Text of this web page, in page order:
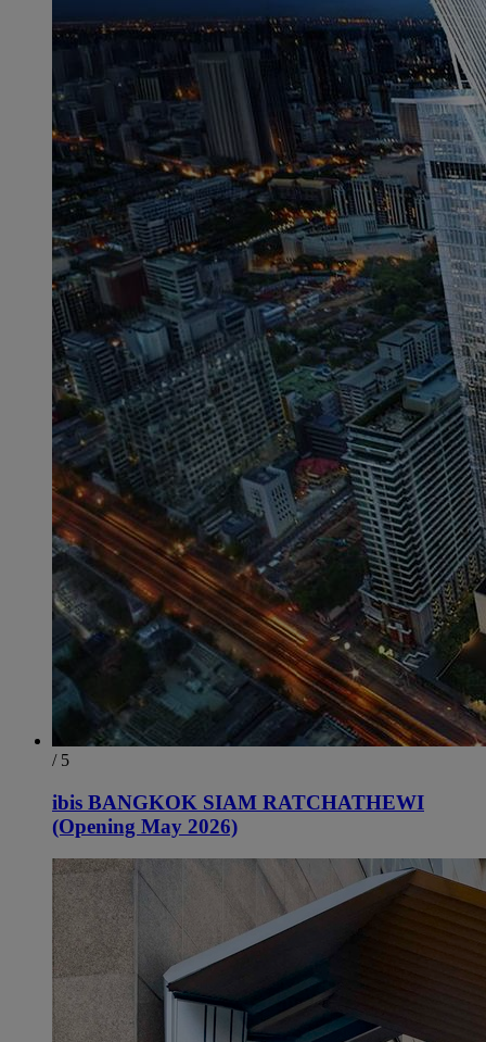
/ 5
ibis BANGKOK SIAM RATCHATHEWI
(Opening May 2026)